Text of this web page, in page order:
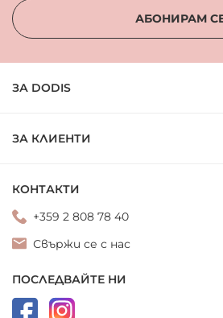
АБОНИРАМ
ЗА DODIS
ЗА КЛИЕНТИ
КОНТАКТИ
+359 2 808 78 40
Свържи се с нас
ПОСЛЕДВАЙТЕ НИ